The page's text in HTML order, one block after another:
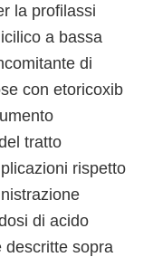
la profilassi
a bassa
di
con etoricoxib
tratto
rispetto
di acido
descritte sopra